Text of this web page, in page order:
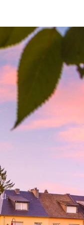
et le séjour. Les
de luminosité
une vue
emprunterez un
au premier
avec un
grand dressing
à la terrasse de
étage se
et une salle de
comme
dépendance avec
Actuellement
d'appoint